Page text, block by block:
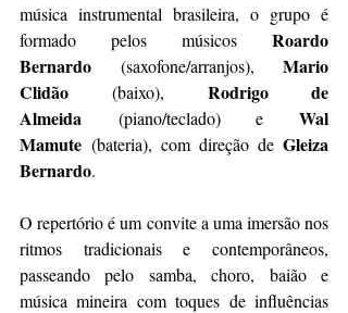
música instrumental brasileira, o grupo é
formado pelos músicos Roardo
Bernardo (saxofone/arranjos), Mario
Clidão (baixo), Rodrigo de
Almeida (piano/teclado) e Wal
Mamute (bateria), com direção de Gleiza
Bernardo.
O repertório é um convite a uma imersão nos
ritmos tradicionais e contemporâneos,
passeando pelo samba, choro, baião e
música mineira com toques de influências